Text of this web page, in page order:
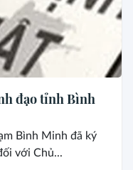
đạo tỉnh Bình
Bình Minh đã ký
với Chủ...